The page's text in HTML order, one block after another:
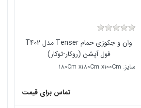
وان و جکوزی حمام Tenser مدل T402
فول آپشن (روکار-توکار)
سایز: 180Cm x180Cm x100Cm
تماس برای قیمت